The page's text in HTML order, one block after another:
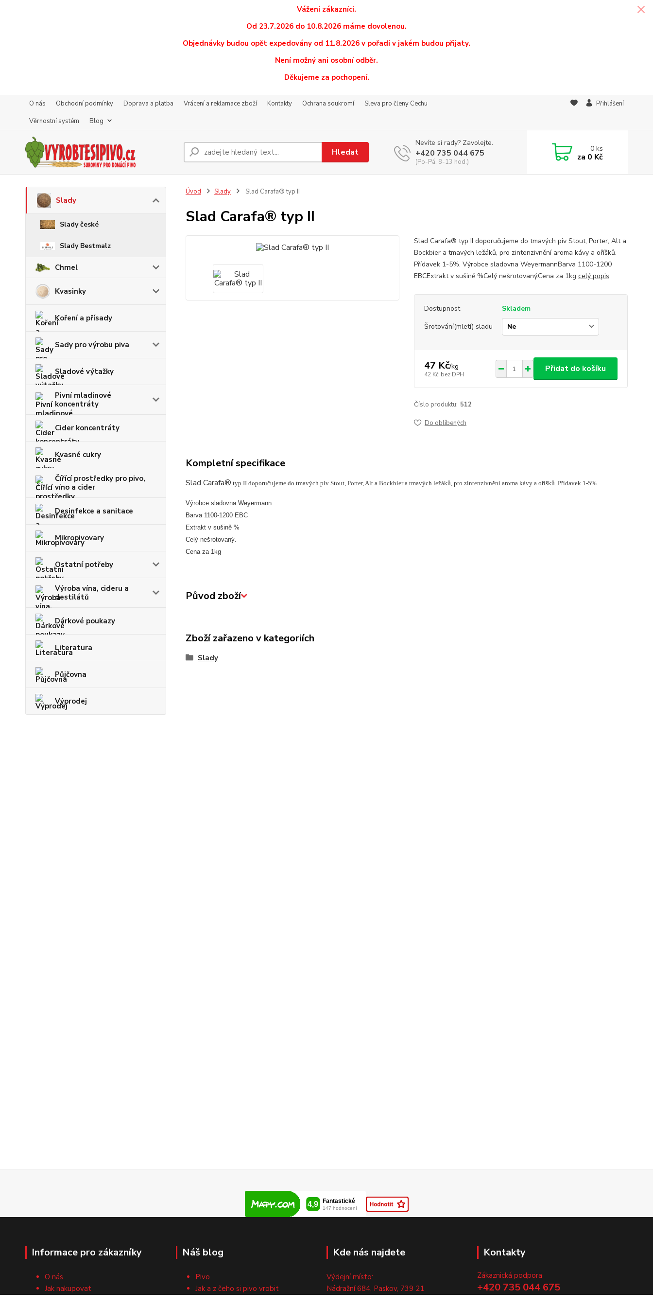
Vážení zákazníci.
Od 23.7.2026 do 10.8.2026 máme dovolenou.
Objednávky budou opět expedovány od 11.8.2026 v pořadí v jakém budou přijaty.
Není možný ani osobní odběr.
Děkujeme za pochopení.
O nás Obchodní podmínky Doprava a platba Vrácení a reklamace zboží Kontakty Ochrana soukromí
Sleva pro členy Cechu
Věrnostní systém
Blog
Přihlášení
Hledat
Nevíte si rady? Zavolejte.
+420 735 044 675
(Po-Pá, 8-13 hod.)
0ks
za 0 Kč
Slady
Slady české
Slady Bestmalz
Chmel
Kvasinky
Koření a přísady
Sady pro výrobu piva
Sladové výtažky
Pivní mladinové
koncentráty
Cider koncentráty
Kvasné cukry
Čířící prostředky pro pivo,
víno a cider
Desinfekce a sanitace
Mikropivovary
Ostatní potřeby
Výroba vína, cideru a
destilátů
Dárkové poukazy
Literatura
Půjčovna
Výprodej
Úvod Slady Slad Carafa® typ II
Slad Carafa® typ II
Slad Carafa® typ II doporučujeme do tmavých piv Stout, Porter, Alt a
Bockbier a tmavých ležáků, pro zintenzivnění aroma kávy a oříšků.
Přídavek 1-5%. Výrobce sladovna WeyermannBarva 1100-1200
EBCExtrakt v sušině %Celý nešrotovaný.Cena za 1kg celý popis
Dostupnost
Skladem
Šrotování(mletí) sladu
47 Kč/kg
42 Kč bez DPH
Přidat do košíku
Číslo produktu: 512
Do oblíbených
Kompletní specifikace
Slad Carafa® typ II doporučujeme do tmavých piv Stout, Porter, Alt a Bockbier a tmavých ležáků, pro zintenzivnění aroma kávy a oříšků. Přídavek 1-5%.
Výrobce sladovna Weyermann
Barva 1100-1200 EBC
Extrakt v sušině %
Celý nešrotovaný.
Cena za 1kg
Původ zboží
Zboží zařazeno v kategoriích
Slady
Informace pro zákazníky
O nás
Jak nakupovat
Náš blog
Pivo
Jak a z čeho si pivo vrobit
Kde nás najdete
Výdejní místo:
Nádražní 684, Paskov, 739 21
Kontakty
Zákaznická podpora
+420 735 044 675